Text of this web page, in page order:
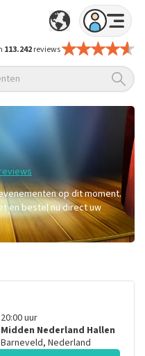
113.242reviews
op dit moment.
en bestel nu direct uw
20:00uur
Midden Nederland Hallen
Barneveld, Nederland